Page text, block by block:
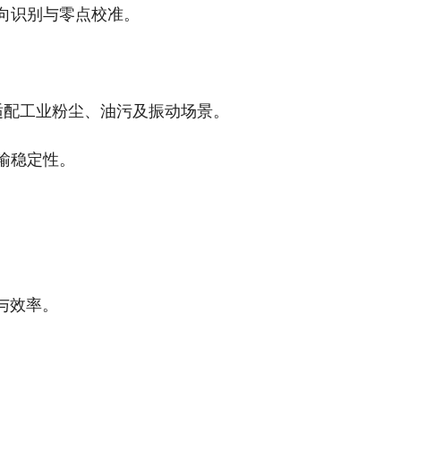
别与零点校准。
工业粉尘、油污及振动场景。
定性。
率。